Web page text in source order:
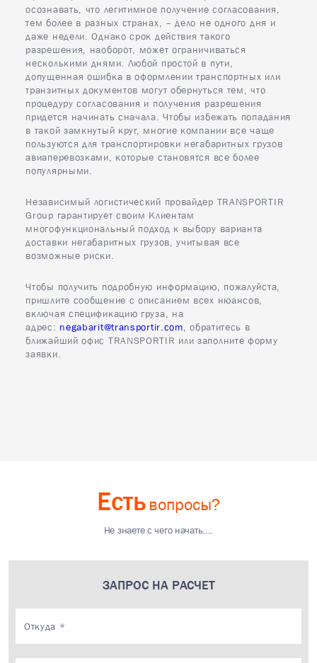
осознавать, что легитимное получение согласования,
тем более в разных странах, – дело не одного дня и
даже недели. Однако срок действия такого
разрешения, наоборот, может ограничиваться
несколькими днями. Любой простой в пути,
допущенная ошибка в оформлении транспортных или
транзитных документов могут обернуться тем, что
процедуру согласования и получения разрешения
придется начинать сначала. Чтобы избежать попадания
в такой замкнутый круг, многие компании все чаще
пользуются для транспортировки негабаритных грузов
авиаперевозками, которые становятся все более
популярными.
Независимый логистический провайдер TRANSPORTIR
Group гарантирует своим Клиентам
многофункциональный подход к выбору варианта
доставки негабаритных грузов, учитывая все
возможные риски.
Чтобы получить подробную информацию, пожалуйста,
пришлите сообщение с описанием всех нюансов,
включая спецификацию груза, на
адрес: negabarit@transportir.com, обратитесь в
ближайший офис TRANSPORTIR или заполните форму
заявки.
Есть вопросы?
Не знаете с чего начать....
ЗАПРОС НА РАСЧЕТ